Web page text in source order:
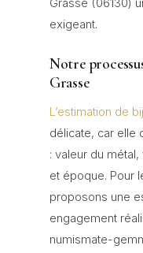
Grasse (06130)
exigeant.
Notre
Grasse
L’estimation de
délicate, car elle
: valeur du
et époque. Pour
proposons une
engagement
numismate-